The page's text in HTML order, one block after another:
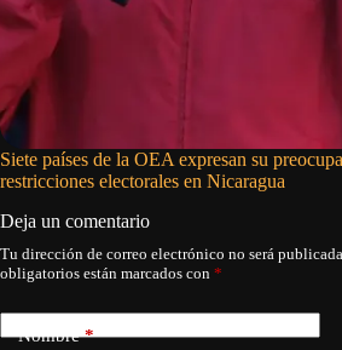
Siete países de la OEA expresan su
restricciones electorales en Nicaragua
Deja un comentario
Tu dirección de correo electrónico no será publicada.
obligatorios están marcados con *
Nombre*